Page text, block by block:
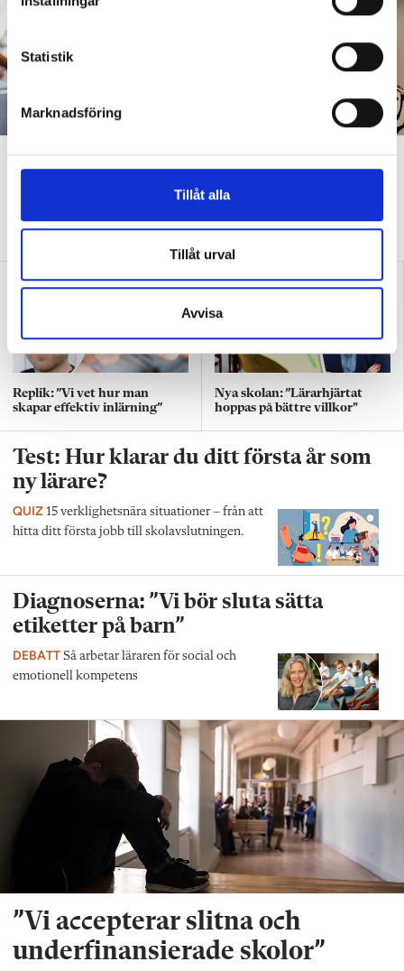
c
k
e
Statistik
Marknadsföring
Tillåt alla
Tillåt urval
Avvisa
”Att ställa krav är inte elakt”
”Att ställa krav är inte elakt. Att vara schysst är inte alltid
snällt. Många gånger är det bara ett svek”, skriver Ulrica Björkblom
Agah om stöket i klassrummen.
Replik: ”Vi vet hur man
skapar effektiv inlärning”
Nya skolan: ”Lärarhjärtat
hoppas på bättre villkor"
Test: Hur klarar du ditt första år som
ny lärare?
QUIZ 15 verklighetsnära situationer – från att
hitta ditt första jobb till skolavslutningen.
Diagnoserna: ”Vi bör sluta sätta
etiketter på barn”
DEBATT Så arbetar läraren för social och
emotionell kompetens
”Vi accepterar slitna och
underfinansierade skolor”